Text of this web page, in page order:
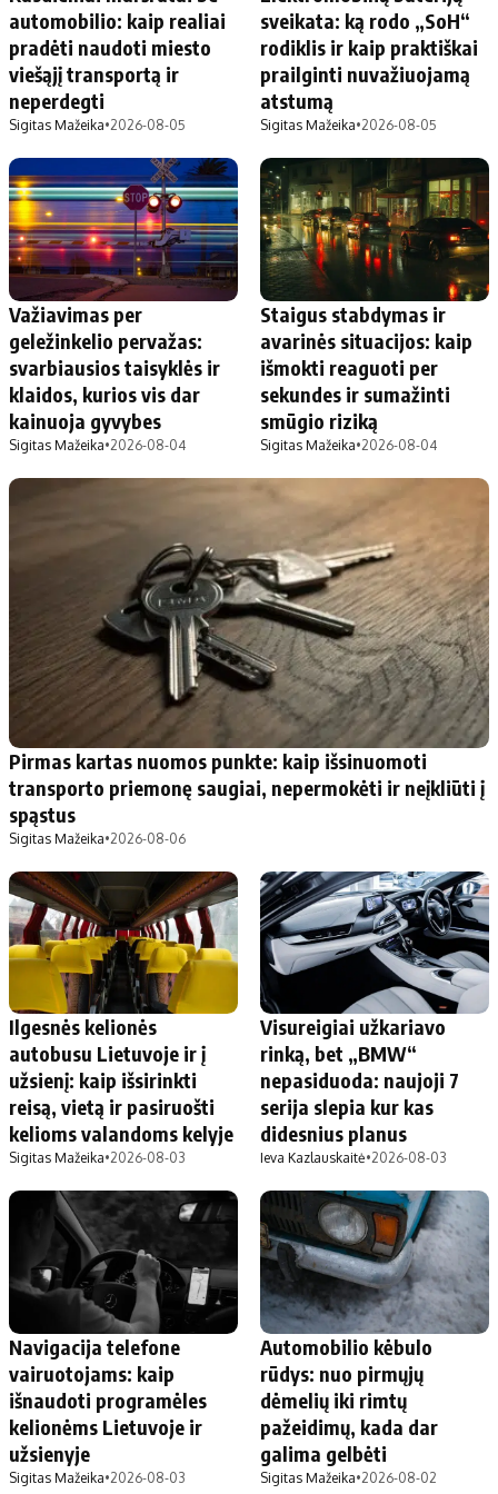
Apie mus
Autoriai
Kontaktai
Privatumo politika
Receptai
automobilio: kaip realiai
pradėti naudoti miesto
viešąjį transportą ir
neperdegti
Sigitas Mažeika•2026-08-05
sveikata: ką rodo „SoH“
rodiklis ir kaip praktiškai
prailginti nuvažiuojamą
atstumą
Sigitas Mažeika•2026-08-05
Važiavimas per
geležinkelio pervažas:
svarbiausios taisyklės ir
klaidos, kurios vis dar
kainuoja gyvybes
Sigitas Mažeika•2026-08-04
Staigus stabdymas ir
avarinės situacijos: kaip
išmokti reaguoti per
sekundes ir sumažinti
smūgio riziką
Sigitas Mažeika•2026-08-04
Pirmas kartas nuomos punkte: kaip išsinuomoti
transporto priemonę saugiai, nepermokėti ir neįkliūti į
spąstus
Sigitas Mažeika•2026-08-06
Ilgesnės kelionės
autobusu Lietuvoje ir į
užsienį: kaip išsirinkti
reisą, vietą ir pasiruošti
kelioms valandoms kelyje
Sigitas Mažeika•2026-08-03
Visureigiai užkariavo
rinką, bet „BMW“
nepasiduoda: naujoji 7
serija slepia kur kas
didesnius planus
Ieva Kazlauskaitė•2026-08-03
Navigacija telefone
vairuotojams: kaip
išnaudoti programėles
kelionėms Lietuvoje ir
užsienyje
Sigitas Mažeika•2026-08-03
Automobilio kėbulo
rūdys: nuo pirmųjų
dėmelių iki rimtų
pažeidimų, kada dar
galima gelbėti
Sigitas Mažeika•2026-08-02